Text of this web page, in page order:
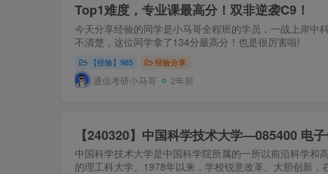
Top1难度，专业课最高分！双非逆袭C9！
今天分享经验的同学是小马哥全程班的学员，一战上岸中
不清楚，这位同学拿了134分最高分！也是很厉害啦!
【经验】985 经验分享
通信考研小马哥 2年前
【240320】中国科学技术大学—085400 电
中国科学技术大学是中国科学院所属的一所以前沿科学和
的理工科大学。1978年以来，学校锐意改革、大胆创新